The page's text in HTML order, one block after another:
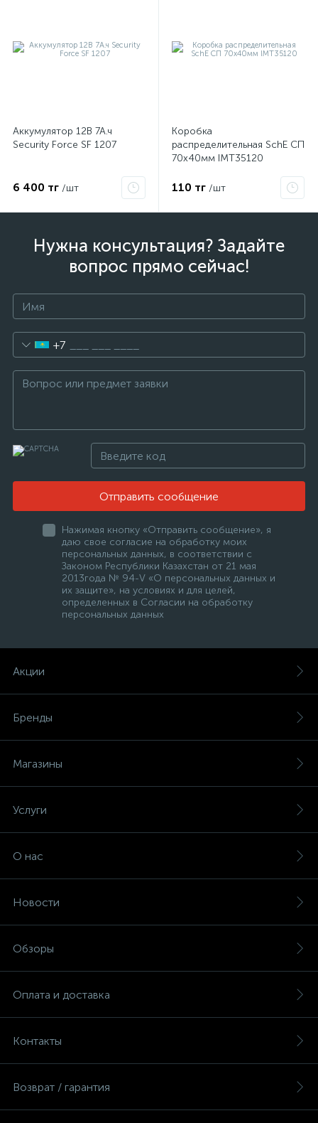
Аккумулятор 12В 7А.ч
Security Force SF 1207
6 400 тг /шт
Коробка
распределительная SchE СП
70х40мм IMT35120
110 тг /шт
Нужна консультация? Задайте
вопрос прямо сейчас!
+7
Отправить сообщение
Нажимая кнопку «Отправить сообщение», я
даю свое согласие на обработку моих
персональных данных, в соответствии с
Законом Республики Казахстан от 21 мая
2013года № 94-V «О персональных данных и
их защите», на условиях и для целей,
определенных в Согласии на обработку
персональных данных
Акции
Бренды
Магазины
Услуги
О нас
Новости
Обзоры
Оплата и доставка
Контакты
Возврат / гарантия